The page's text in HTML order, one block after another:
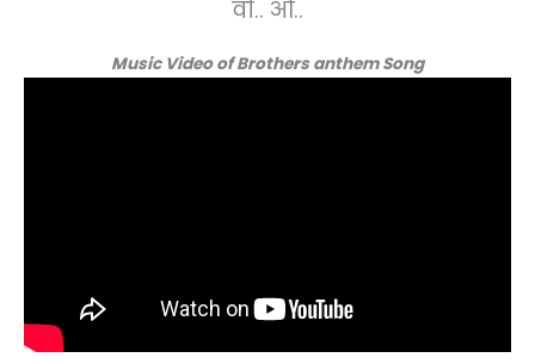
वो.. ओ..
Music Video of Brothers anthem Song